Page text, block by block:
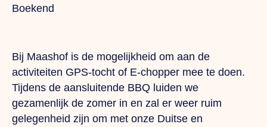
Boekend
Bij Maashof is de mogelijkheid om aan de
activiteiten GPS-tocht of E-chopper mee te doen.
Tijdens de aansluitende BBQ luiden we
gezamenlijk de zomer in en zal er weer ruim
gelegenheid zijn om met onze Duitse en